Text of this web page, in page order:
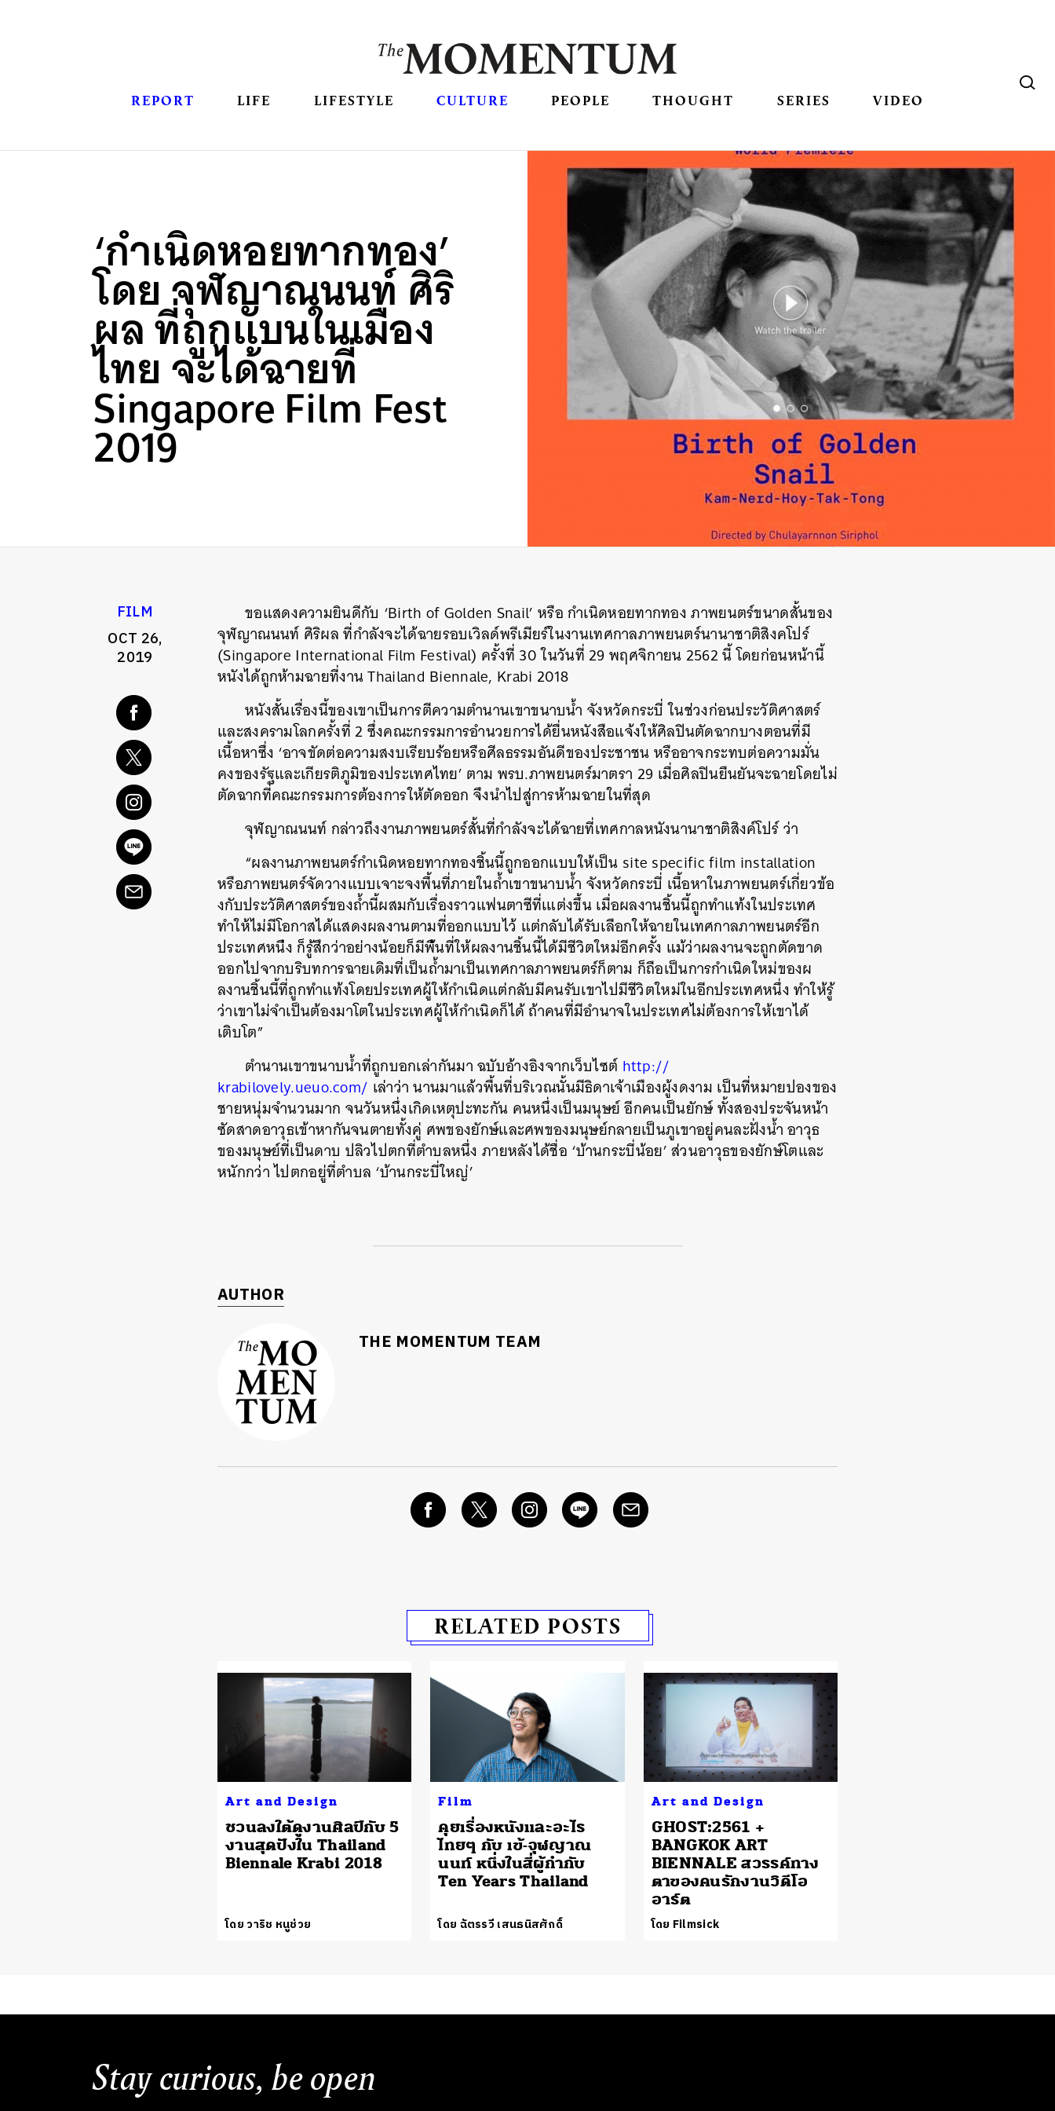
REPORT LIFE LIFESTYLE CULTURE PEOPLE THOUGHT SERIES VIDEO
‘กำเนิดหอยทากทอง’
โดย จุฬญาณนนท์ ศิริ
ผล ที่ถูกแบนในเมือง
ไทย จะได้ฉายที่
Singapore Film Fest
2019
FILM
OCT 26,
2019
ขอแสดงความยินดีกับ ‘Birth of Golden Snail’ หรือ กำเนิดหอยทากทอง ภาพยนตร์ขนาดสั้นของ
จุฬญาณนนท์ ศิริผล ที่กำลังจะได้ฉายรอบเวิลด์พรีเมียร์ในงานเทศกาลภาพยนตร์นานาชาติสิงคโปร์
(Singapore International Film Festival) ครั้งที่ 30 ในวันที่ 29 พฤศจิกายน 2562 นี้ โดยก่อนหน้านี้
หนังได้ถูกห้ามฉายที่งาน Thailand Biennale, Krabi 2018
หนังสั้นเรื่องนี้ของเขาเป็นการตีความตำนานเขาขนาบน้ำ จังหวัดกระบี่ ในช่วงก่อนประวัติศาสตร์
และสงครามโลกครั้งที่ 2 ซึ่งคณะกรรมการอำนวยการได้ยื่นหนังสือแจ้งให้ศิลปินตัดฉากบางตอนที่มี
เนื้อหาซึ่ง ‘อาจขัดต่อความสงบเรียบร้อยหรือศีลธรรมอันดีของประชาชนหรืออาจกระทบต่อความมั่น
คงของรัฐและเกียรติภูมิของประเทศไทย’ ตาม พรบ.ภาพยนตร์มาตรา 29 เมื่อศิลปินยืนยันจะฉายโดยไม่
ตัดฉากที่คณะกรรมการต้องการให้ตัดออก จึงนำไปสู่การห้ามฉายในที่สุด
จุฬญาณนนท์ กล่าวถึงงานภาพยนตร์สั้นที่กำลังจะได้ฉายที่เทศกาลหนังนานาชาติสิงค์โปร์ ว่า
“ผลงานภาพยนตร์กำเนิดหอยทากทองชิ้นนี้ถูกออกแบบให้เป็น site specific film installation
หรือภาพยนตร์จัดวางแบบเจาะจงพื้นที่ภายในถ้ำเขาขนาบน้ำ จังหวัดกระบี่ เนื้อหาในภาพยนตร์เกี่ยวข้อ
งกับประวัติศาสตร์ของถ้ำนี้ผสมกับเรื่องราวแฟนตาซีที่เแต่งขึ้น เมื่อผลงานชิ้นนี้ถูกทำแท้งในประเทศ
ทำให้ไม่มีโอกาสได้แสดงผลงานตามที่ออกแบบไว้ แต่กลับได้รับเลือกให้ฉายในเทศกาลภาพยนตร์อีก
ประเทศหนึ่ง ก็รู้สึกว่าอย่างน้อยก็มีพื้นที่ให้ผลงานชิ้นนี้ได้มีชีวิตใหม่อีกครั้ง แม้ว่าผลงานจะถูกตัดขาด
ออกไปจากบริบทการฉายเดิมที่เป็นถ้ำมาเป็นเทศกาลภาพยนตร์ก็ตาม ก็ถือเป็นการกำเนิดใหม่ของผ
ลงานชิ้นนี้ที่ถูกทำแท้งโดยประเทศผู้ให้กำเนิดแต่กลับมีคนรับเขาไปมีชีวิตใหม่ในอีกประเทศหนึ่ง ทำให้รู้
ว่าเขาไม่จำเป็นต้องมาโตในประเทศผู้ให้กำเนิดก็ได้ ถ้าคนที่มีอำนาจในประเทศไม่ต้องการให้เขาได้
เติบโต”
ตำนานเขาขนาบน้ำที่ถูกบอกเล่ากันมา ฉบับอ้างอิงจากเว็บไซต์ http://
krabilovely.ueuo.com/ เล่าว่า นานมาแล้วพื้นที่บริเวณนั้นมีธิดาเจ้าเมืองผู้งดงาม เป็นที่หมายปองของ
ชายหนุ่มจำนวนมาก จนวันหนึ่งเกิดเหตุปะทะกัน คนหนึ่งเป็นมนุษย์ อีกคนเป็นยักษ์ ทั้งสองประจันหน้า
ซัดสาดอาวุธเข้าหากันจนตายทั้งคู่ ศพของยักษ์และศพของมนุษย์กลายเป็นภูเขาอยู่คนละฝั่งน้ำอาวุธ
ของมนุษย์ที่เป็นดาบ ปลิวไปตกที่ตำบลหนึ่ง ภายหลังได้ชื่อ ‘บ้านกระบี่น้อย’ ส่วนอาวุธของยักษ์โตและ
หนักกว่า ไปตกอยู่ที่ตำบล ‘บ้านกระบี่ใหญ่’
AUTHOR
THE MOMENTUM TEAM
RELATED POSTS
Art and Design
ชวนลงใต้ดูงานศิลป์กับ 5
งานสุดปังใน Thailand
Biennale Krabi 2018
โดย วาริช หนูช่วย
Film
คุยเรื่องหนังและอะไร
ไทยๆ กับ เข้-จุฬญาณ
นนท์ หนึ่งในสี่ผู้กำกับ
Ten Years Thailand
โดย ฉัตรรวี เสนธนิสศักดิ์
Art and Design
GHOST:2561 +
BANGKOK ART
BIENNALE สวรรค์ทาง
ตาของคนรักงานวิดีโอ
อาร์ต
โดย Filmsick
Stay curious, be open